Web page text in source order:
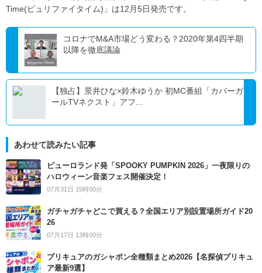
Time(ピュリファイタイム)」は12月5日発売です。
コロナでM&A市場どう変わる？2020年第4四半期
以降を徹底議論
【独占】景井ひな×鈴木ゆうか 初MC番組「カバーガ
ールTVネクスト」アフ...
あわせて読みたい記事
ピューロランド発「SPOOKY PUMPKIN 2026」一夜限りの
ハロウィーン音楽フェス開催決定！
07月31日 15時00分
ガチャガチャどこで買える？全国エリア別設置場所ガイド20
26
07月17日 13時00分
プリキュアのガシャポン全種類まとめ2026【名探偵プリキュ
ア最新9選】